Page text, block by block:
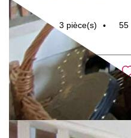
3 pièce(s) 55